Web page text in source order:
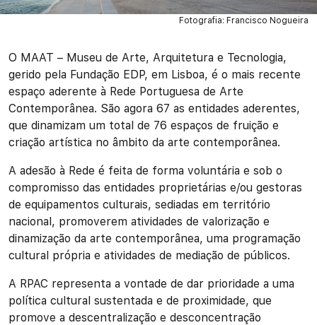
Fotografia: Francisco Nogueira
O MAAT – Museu de Arte, Arquitetura e Tecnologia,
gerido pela Fundação EDP, em Lisboa, é o mais recente
espaço aderente à Rede Portuguesa de Arte
Contemporânea. São agora 67 as entidades aderentes,
que dinamizam um total de 76 espaços de fruição e
criação artística no âmbito da arte contemporânea.
A adesão à Rede é feita de forma voluntária e sob o
compromisso das entidades proprietárias e/ou gestoras
de equipamentos culturais, sediadas em território
nacional, promoverem atividades de valorização e
dinamização da arte contemporânea, uma programação
cultural própria e atividades de mediação de públicos.
A RPAC representa a vontade de dar prioridade a uma
política cultural sustentada e de proximidade, que
promove a descentralização e desconcentração